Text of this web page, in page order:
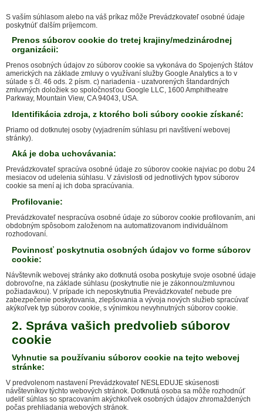
S vaším súhlasom alebo na váš príkaz môže Prevádzkovateľ osobné údaje
poskytnúť ďalším príjemcom.
Prenos súborov cookie do tretej krajiny/medzinárodnej
organizácii:
Prenos osobných údajov zo súborov cookie sa vykonáva do Spojených štátov
amerických na základe zmluvy o využívaní služby Google Analytics a to v
súlade s čl. 46 ods. 2 písm. c) nariadenia - uzatvorených štandardných
zmluvných doložiek so spoločnosťou Google LLC, 1600 Amphitheatre
Parkway, Mountain View, CA 94043, USA.
Identifikácia zdroja, z ktorého boli súbory cookie získané:
Priamo od dotknutej osoby (vyjadrením súhlasu pri navštívení webovej
stránky).
Aká je doba uchovávania:
Prevádzkovateľ spracúva osobné údaje zo súborov cookie najviac po dobu 24
mesiacov od udelenia súhlasu. V závislosti od jednotlivých typov súborov
cookie sa mení aj ich doba spracúvania.
Profilovanie:
Prevádzkovateľ nespracúva osobné údaje zo súborov cookie profilovaním, ani
obdobným spôsobom založenom na automatizovanom individuálnom
rozhodovaní.
Povinnosť poskytnutia osobných údajov vo forme súborov
cookie:
Návštevník webovej stránky ako dotknutá osoba poskytuje svoje osobné údaje
dobrovoľne, na základe súhlasu (poskytnutie nie je zákonnou/zmluvnou
požiadavkou). V prípade ich neposkytnutia Prevádzkovateľ nebude pre
zabezpečenie poskytovania, zlepšovania a vývoja nových služieb spracúvať
akýkoľvek typ súborov cookie, s výnimkou nevyhnutných súborov cookie.
2. Správa vašich predvolieb súborov
cookie
Vyhnutie sa používaniu súborov cookie na tejto webovej
stránke:
V predvolenom nastavení Prevádzkovateľ NESLEDUJE skúsenosti
návštevníkov týchto webových stránok. Dotknutá osoba sa môže rozhodnúť
udeliť súhlas so spracovaním akýchkoľvek osobných údajov zhromaždených
počas prehliadania webových stránok.